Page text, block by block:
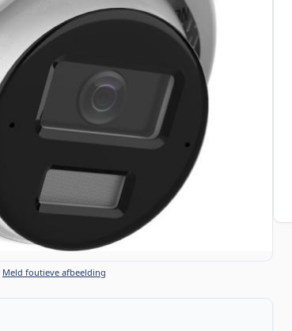
Meld foutieve afbeelding